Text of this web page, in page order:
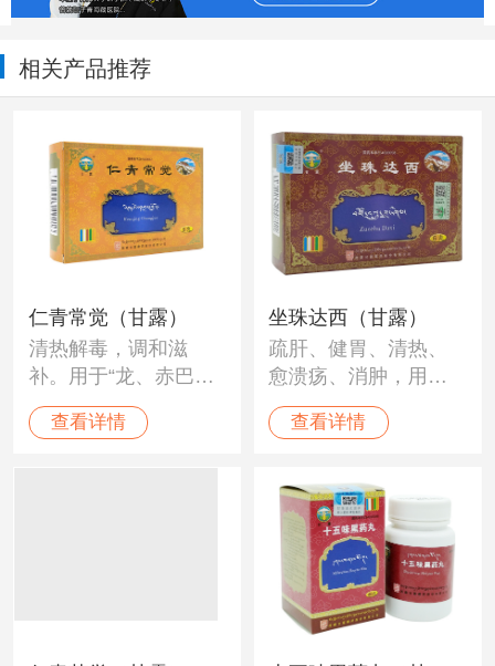
相关产品推荐
仁青常觉（甘露）
清热解毒，调和滋
补。用于“龙、赤巴、
培根"各病，陈旧性胃
肠炎、溃疡，“木
查看详情
坐珠达西（甘露）
疏肝、健胃、清热、
愈溃疡、消肿，用
于“木布”病迁延不愈、
胃脘嘈杂、灼痛，肝
逆，吐泻胆汁，坏血
和烟汁样物，急腹
痛，黄水病。脏腑痞
瘤，食物中毒以及陈
旧内科疾病，浮肿，
水肿等。
查看详情